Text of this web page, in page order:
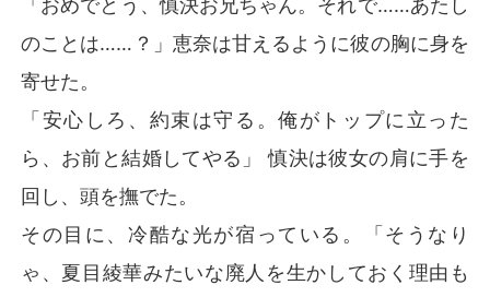
「おめでとう、慎決お兄ちゃん。それで……あたし
のことは……？」恵奈は甘えるように彼の胸に身を
寄せた。
「安心しろ、約束は守る。俺がトップに立った
ら、お前と結婚してやる」 慎決は彼女の肩に手を
回し、頭を撫でた。
その目に、冷酷な光が宿っている。「そうなり
ゃ、夏目綾華みたいな廃人を生かしておく理由も